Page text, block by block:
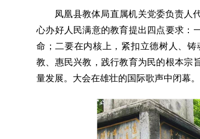
凤凰县教体局直属机关党委负责人
心办好人民满意的教育提出四点要求：
命；二要在内核上，紧扣立德树人、
教、惠民兴教，践行教育为民的根本宗
量发展。大会在雄壮的国际歌声中闭幕。